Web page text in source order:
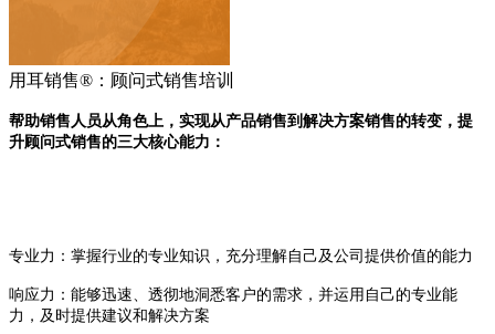
用耳销售®：顾问式销售培训
帮助销售人员从角色上，实现从产品销售到解决方案销售的转变， 提
升顾问式销售的三大核心能力：
专业力：掌握行业的专业知识，充分理解自己及公司提供价值的能力
响应力：能够迅速、透彻地洞悉客户的需求，并运用自己的专业能
力，及时提供建议和解决方案